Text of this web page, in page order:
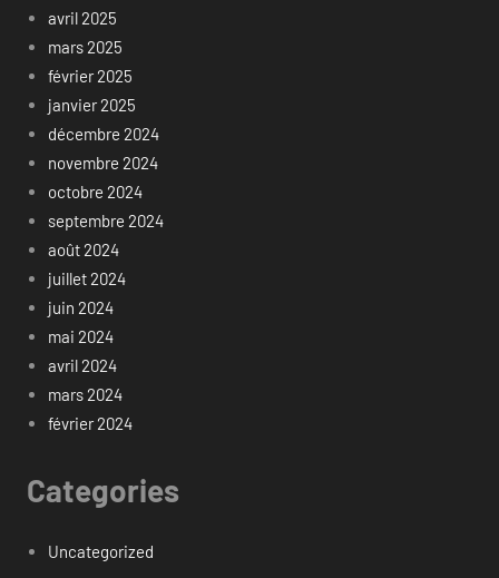
avril 2025
mars 2025
février 2025
janvier 2025
décembre 2024
novembre 2024
octobre 2024
septembre 2024
août 2024
juillet 2024
juin 2024
mai 2024
avril 2024
mars 2024
février 2024
Categories
Uncategorized